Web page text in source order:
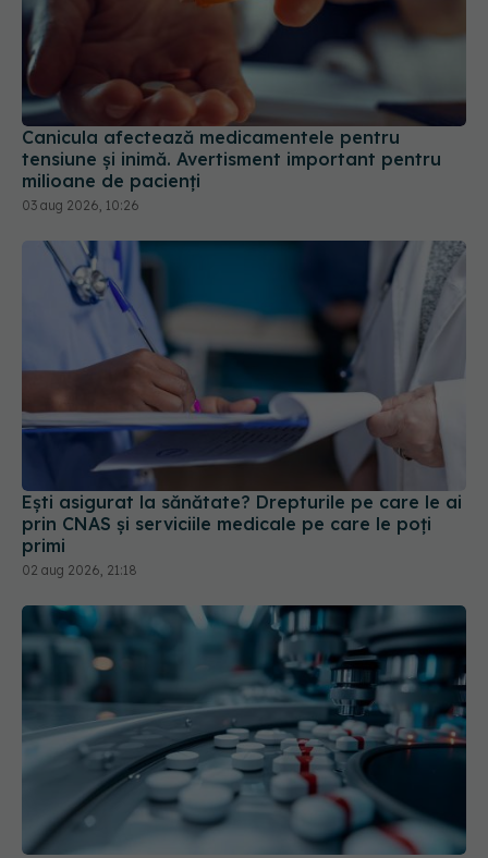
Canicula afectează medicamentele pentru
tensiune și inimă. Avertisment important pentru
milioane de pacienți
03 aug 2026, 10:26
Ești asigurat la sănătate? Drepturile pe care le ai
prin CNAS și serviciile medicale pe care le poți
02 aug 2026, 21:18
Pacienții ar putea avea acces mai rapid la
tratamente. UNIFARM anunță un parteneriat
important
04 aug 2026, 12:30